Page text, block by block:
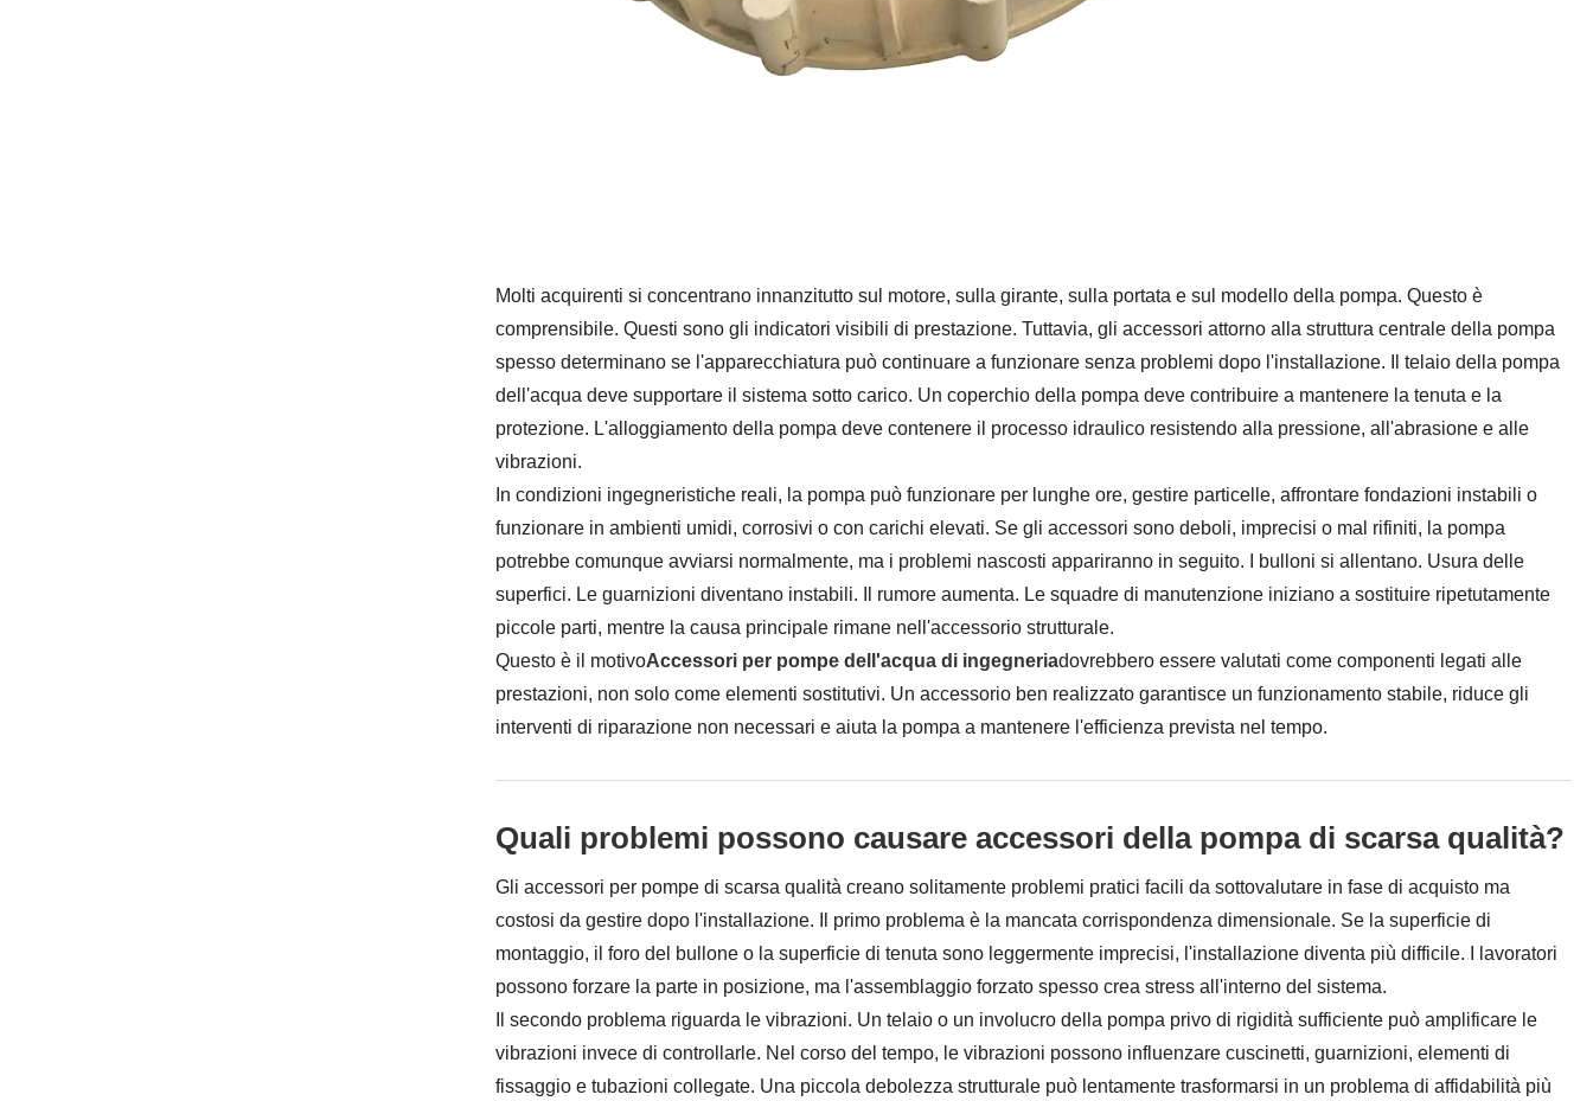
Molti acquirenti si concentrano innanzitutto sul motore, sulla girante, sulla portata e sul modello della pompa. Questo è
comprensibile. Questi sono gli indicatori visibili di prestazione. Tuttavia, gli accessori attorno alla struttura centrale della pompa
spesso determinano se l'apparecchiatura può continuare a funzionare senza problemi dopo l'installazione. Il telaio della pompa
dell'acqua deve supportare il sistema sotto carico. Un coperchio della pompa deve contribuire a mantenere la tenuta e la
protezione. L'alloggiamento della pompa deve contenere il processo idraulico resistendo alla pressione, all'abrasione e alle
vibrazioni.
In condizioni ingegneristiche reali, la pompa può funzionare per lunghe ore, gestire particelle, affrontare fondazioni instabili o
funzionare in ambienti umidi, corrosivi o con carichi elevati. Se gli accessori sono deboli, imprecisi o mal rifiniti, la pompa
potrebbe comunque avviarsi normalmente, ma i problemi nascosti appariranno in seguito. I bulloni si allentano. Usura delle
superfici. Le guarnizioni diventano instabili. Il rumore aumenta. Le squadre di manutenzione iniziano a sostituire ripetutamente
piccole parti, mentre la causa principale rimane nell'accessorio strutturale.
Questo è il motivoAccessori per pompe dell'acqua di ingegneriadovrebbero essere valutati come componenti legati alle
prestazioni, non solo come elementi sostitutivi. Un accessorio ben realizzato garantisce un funzionamento stabile, riduce gli
interventi di riparazione non necessari e aiuta la pompa a mantenere l'efficienza prevista nel tempo.
Quali problemi possono causare accessori della pompa di scarsa qualità?
Gli accessori per pompe di scarsa qualità creano solitamente problemi pratici facili da sottovalutare in fase di acquisto ma
costosi da gestire dopo l'installazione. Il primo problema è la mancata corrispondenza dimensionale. Se la superficie di
montaggio, il foro del bullone o la superficie di tenuta sono leggermente imprecisi, l'installazione diventa più difficile. I lavoratori
possono forzare la parte in posizione, ma l'assemblaggio forzato spesso crea stress all'interno del sistema.
Il secondo problema riguarda le vibrazioni. Un telaio o un involucro della pompa privo di rigidità sufficiente può amplificare le
vibrazioni invece di controllarle. Nel corso del tempo, le vibrazioni possono influenzare cuscinetti, guarnizioni, elementi di
fissaggio e tubazioni collegate. Una piccola debolezza strutturale può lentamente trasformarsi in un problema di affidabilità più